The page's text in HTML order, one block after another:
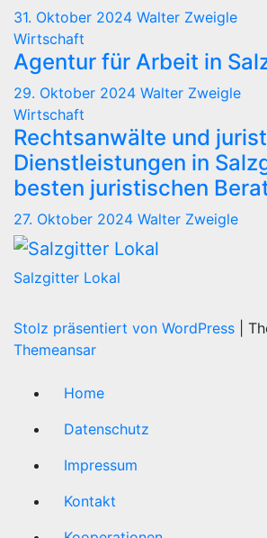
31. Oktober 2024 Walter Zweigle
Wirtschaft
Agentur für Arbeit in
29. Oktober 2024 Walter Zweigle
Wirtschaft
Rechtsanwälte und
Dienstleistungen in
besten juristischen
27. Oktober 2024 Walter Zweigle
Salzgitter Lokal
Stolz präsentiert von WordPress
Themeansar
Home
Datenschutz
Impressum
Kontakt